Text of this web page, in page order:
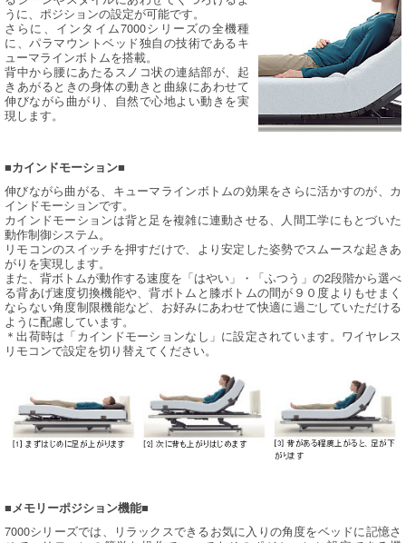
うに、ポジションの設定が可能です。
さらに、インタイム7000シリーズの全機種
に、パラマウントベッド独自の技術であるキ
ューマラインボトムを搭載。
背中から腰にあたるスノコ状の連結部が、起
きあがるときの身体の動きと曲線にあわせて
伸びながら曲がり、自然で心地よい動きを実
現します。
■カインドモーション■
伸びながら曲がる、キューマラインボトムの効果をさらに活かすのが、カ
インドモーションです。
カインドモーションは背と足を複雑に連動させる、人間工学にもとづいた
動作制御システム。
リモコンのスイッチを押すだけで、より安定した姿勢でスムースな起きあ
がりを実現します。
また、背ボトムが動作する速度を「はやい」・「ふつう」の2段階から選べ
る背あげ速度切換機能や、背ボトムと膝ボトムの間が９０度よりもせまく
ならない角度制限機能など、お好みにあわせて快適に過ごしていただける
ように配慮しています。
＊出荷時は「カインドモーションなし」に設定されています。ワイヤレス
リモコンで設定を切り替えてください。
■メモリーポジション機能■
7000シリーズでは、リラックスできるお気に入りの角度をベッドに記憶さ